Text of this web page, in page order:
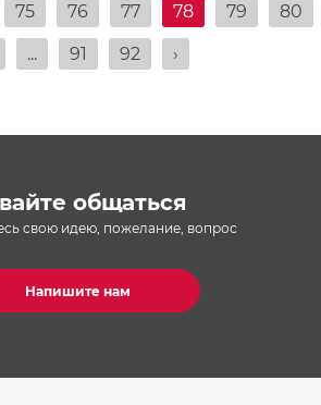
75 76 77 78 79 80
... 91 92 ›
общаться
свою идею, пожелание, вопрос
Напишите нам